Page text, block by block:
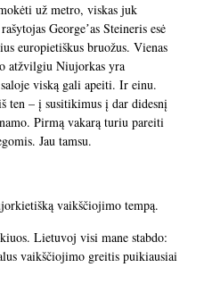
už metro, viskas juk
Georgeʼas Steineris esė
europietiškus bruožus. Vienas
atžvilgiu Niujorkas yra
viską gali apeiti. Ir einu.
ten – į susitikimus į dar didesnį
Pirmą vakarą turiu pareiti
Jau tamsu.
vaikščiojimo tempą.
Lietuvoj visi mane stabdo:
vaikščiojimo greitis puikiausiai